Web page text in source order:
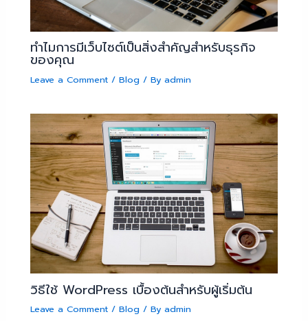
ทำไมการมีเว็บไซต์เป็นสิ่งสำคัญสำหรับธุรกิจ
ของคุณ
Leave a Comment /Blog / Byadmin
วิธีใช้ WordPress เบื้องต้นสำหรับผู้เริ่มต้น
Leave a Comment /Blog / Byadmin